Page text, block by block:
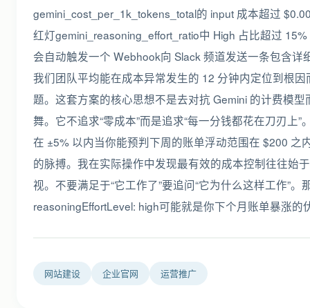
gemini_cost_per_1k_tokens_total的 input 成本超过
红灯gemini_reasoning_effort_ratio中 High 占比超过
会自动触发一个 Webhook向 Slack 频道发送一条包含
我们团队平均能在成本异常发生的 12 分钟内定位到根
题。这套方案的核心思想不是去对抗 Gemini 的计费模
舞。它不追求“零成本”而是追求“每一分钱都花在刀刃上
在 ±5% 以内当你能预判下周的账单浮动范围在 $200 之
的脉搏。我在实际操作中发现最有效的成本控制往往始
视。不要满足于“它工作了”要追问“它为什么这样工作”
reasoningEffortLevel: high可能就是你下个月账单暴涨的
网站建设 企业官网 运营推广